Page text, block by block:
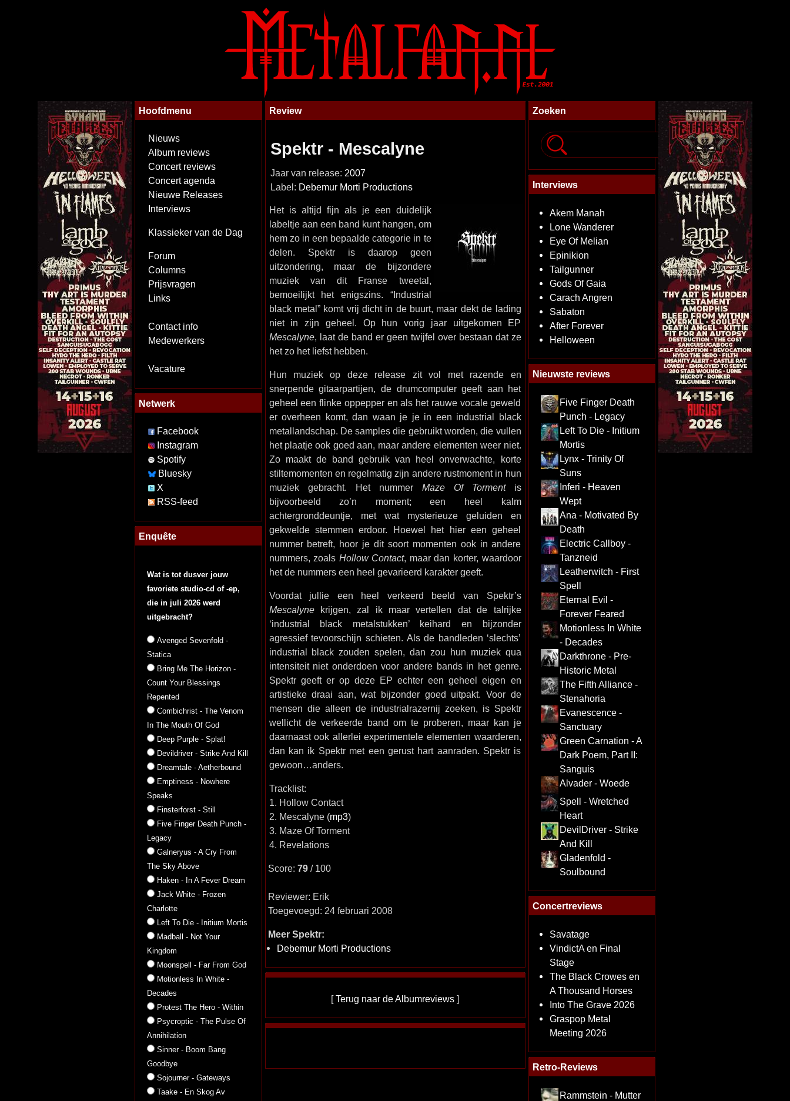
Hoofdmenu
Nieuws
Album reviews
Concert reviews
Concert agenda
Nieuwe Releases
Interviews
Klassieker van de Dag
Forum
Columns
Prijsvragen
Links
Contact info
Medewerkers
Vacature
Netwerk
Facebook
Instagram
Spotify
Bluesky
X
RSS-feed
Enquête
Wat is tot dusver jouw
favoriete studio-cd of -ep,
die in juli 2026 werd
uitgebracht?
Avenged Sevenfold -
Statica
Bring Me The Horizon -
Count Your Blessings
Repented
Combichrist - The Venom
In The Mouth Of God
Deep Purple - Splat!
Devildriver - Strike And Kill
Dreamtale - Aetherbound
Emptiness - Nowhere
Speaks
Finsterforst - Still
Five Finger Death Punch -
Legacy
Galneryus - A Cry From
The Sky Above
Haken - In A Fever Dream
Jack White - Frozen
Charlotte
Left To Die - Initium Mortis
Madball - Not Your
Kingdom
Moonspell - Far From God
Motionless In White -
Decades
Protest The Hero - Within
Psycroptic - The Pulse Of
Annihilation
Sinner - Boom Bang
Goodbye
Sojourner - Gateways
Taake - En Skog Av
Review
Spektr - Mescalyne
Jaar van release: 2007
Label: Debemur Morti Productions
Het is altijd fijn als je een duidelijk
labeltje aan een band kunt hangen, om
hem zo in een bepaalde categorie in te
delen. Spektr is daarop geen
uitzondering, maar de bijzondere
muziek van dit Franse tweetal,
bemoeilijkt het enigszins. “Industrial
black metal” komt vrij dicht in de buurt, maar dekt de lading
niet in zijn geheel. Op hun vorig jaar uitgekomen EP
Mescalyne, laat de band er geen twijfel over bestaan dat ze
het zo het liefst hebben.
Hun muziek op deze release zit vol met razende en
snerpende gitaarpartijen, de drumcomputer geeft aan het
geheel een flinke oppepper en als het rauwe vocale geweld
er overheen komt, dan waan je je in een industrial black
metallandschap. De samples die gebruikt worden, die vullen
het plaatje ook goed aan, maar andere elementen weer niet.
Zo maakt de band gebruik van heel onverwachte, korte
stiltemomenten en regelmatig zijn andere rustmoment in hun
muziek gebracht. Het nummer Maze Of Tormentis
bijvoorbeeld zo’n moment; een heel kalm
achtergronddeuntje, met wat mysterieuze geluiden en
gekwelde stemmen erdoor. Hoewel het hier een geheel
nummer betreft, hoor je dit soort momenten ook in andere
nummers, zoals Hollow Contact, maar dan korter, waardoor
het de nummers een heel gevarieerd karakter geeft.
Voordat jullie een heel verkeerd beeld van Spektr’s
Mescalynekrijgen, zal ik maar vertellen dat de talrijke
‘industrial black metalstukken’ keihard en bijzonder
agressief tevoorschijn schieten. Als de bandleden ‘slechts’
industrial black zouden spelen, dan zou hun muziek qua
intensiteit niet onderdoen voor andere bands in het genre.
Spektr geeft er op deze EP echter een geheel eigen en
artistieke draai aan, wat bijzonder goed uitpakt. Voor de
mensen die alleen de industrialrazernij zoeken, is Spektr
wellicht de verkeerde band om te proberen, maar kan je
daarnaast ook allerlei experimentele elementen waarderen,
dan kan ik Spektr met een gerust hart aanraden. Spektr is
gewoon…anders.
Tracklist:
1. Hollow Contact
2. Mescalyne (mp3)
3. Maze Of Torment
4. Revelations
Score: 79/ 100
Reviewer: Erik
Toegevoegd: 24 februari 2008
Meer Spektr:
Debemur Morti Productions
[Terug naar de Albumreviews ]
Zoeken
Interviews
Akem Manah
Lone Wanderer
Eye Of Melian
Epinikion
Tailgunner
Gods Of Gaia
Carach Angren
Sabaton
After Forever
Helloween
Nieuwste reviews
Five Finger Death
Punch - Legacy
Left To Die - Initium
Mortis
Lynx - Trinity Of
Suns
Inferi - Heaven
Wept
Ana - Motivated By
Death
Electric Callboy -
Tanzneid
Leatherwitch - First
Spell
Eternal Evil -
Forever Feared
Motionless In White
- Decades
Darkthrone - Pre-
Historic Metal
The Fifth Alliance -
Stenahoria
Evanescence -
Sanctuary
Green Carnation - A
Dark Poem, Part II:
Sanguis
Alvader - Woede
Spell - Wretched
Heart
DevilDriver - Strike
And Kill
Gladenfold -
Soulbound
Concertreviews
Savatage
VindictA en Final
Stage
The Black Crowes en
A Thousand Horses
Into The Grave 2026
Graspop Metal
Meeting 2026
Retro-Reviews
Rammstein - Mutter